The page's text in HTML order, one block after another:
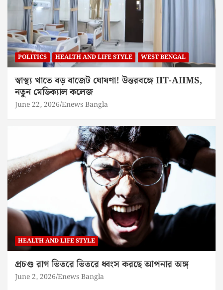
POLITICS HEALTH AND LIFE STYLE WEST BENGAL
স্বাস্থ্য খাতে বড় বাজেট ঘোষণা! উত্তরবঙ্গে IIT-AIIMS,
নতুন মেডিক্যাল কলেজ
June 22, 2026 Enews Bangla
HEALTH AND LIFE STYLE
প্রচণ্ড রাগ ভিতরে ভিতরে ধ্বংস করছে আপনার অঙ্গ
June 2, 2026 Enews Bangla